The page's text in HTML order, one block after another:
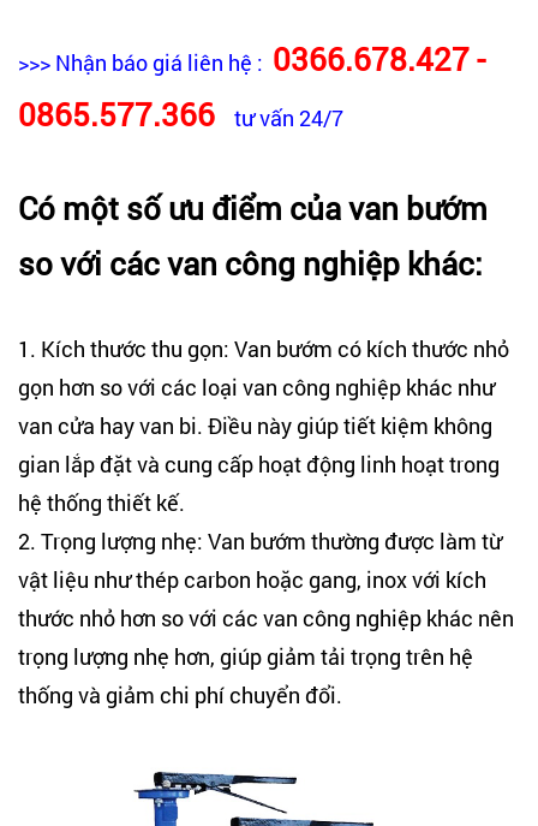
>>> Nhận báo giá liên hệ : 0366.678.427 -
0865.577.366
tư vấn 24/7
Có một số ưu điểm của van bướm
so với các van công nghiệp khác:
1. Kích thước thu gọn: Van bướm có kích thước nhỏ
gọn hơn so với các loại van công nghiệp khác như
van cửa hay van bi. Điều này giúp tiết kiệm không
gian lắp đặt và cung cấp hoạt động linh hoạt trong
hệ thống thiết kế.
2. Trọng lượng nhẹ: Van bướm thường được làm từ
vật liệu như thép carbon hoặc gang, inox với kích
thước nhỏ hơn so với các van công nghiệp khác nên
trọng lượng nhẹ hơn, giúp giảm tải trọng trên hệ
thống và giảm chi phí chuyển đổi.